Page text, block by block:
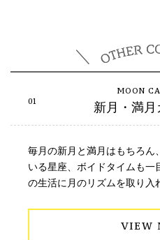
新月・満
毎月の新月と満月はもちろん
いる星座、ボイドタイムも一
の生活に月のリズムを取り入
VIEW